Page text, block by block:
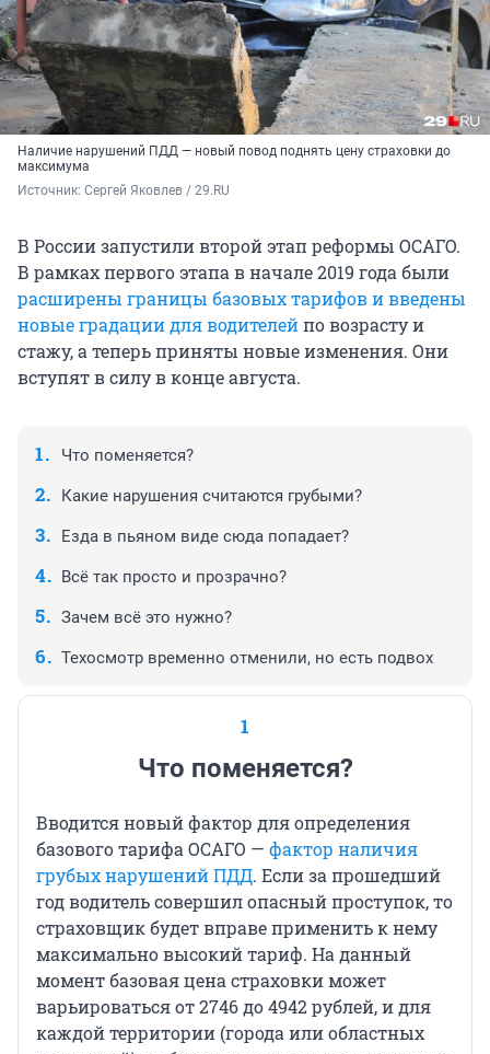
Наличие нарушений ПДД — новый повод поднять цену страховки до
максимума
Источник: Сергей Яковлев / 29.RU
В России запустили второй этап реформы ОСАГО.
В рамках первого этапа в начале 2019 года были
расширены границы базовых тарифов и введены
новые градации для водителейпо возрасту и
стажу, а теперь приняты новые изменения. Они
вступят в силу в конце августа.
Что поменяется?
Какие нарушения считаются грубыми?
Езда в пьяном виде сюда попадает?
Всё так просто и прозрачно?
Зачем всё это нужно?
Техосмотр временно отменили, но есть подвох
1
Что поменяется?
Вводится новый фактор для определения
базового тарифа ОСАГО — фактор наличия
грубых нарушений ПДД. Если за прошедший
год водитель совершил опасный проступок, то
страховщик будет вправе применить к нему
максимально высокий тариф. На данный
момент базовая цена страховки может
варьироваться от 2746 до 4942 рублей, и для
каждой территории (города или областных